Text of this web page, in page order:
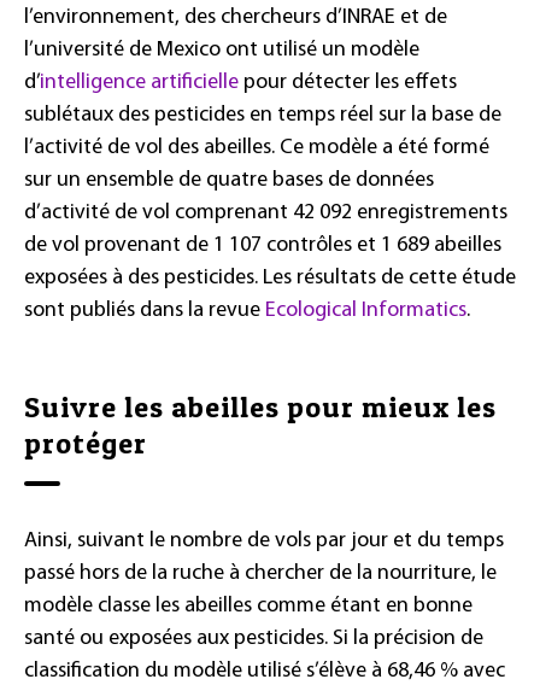
l’environnement, des chercheurs d’INRAE et de
l’université de Mexico ont utilisé un modèle
d’intelligence artificielle pour détecter les effets
sublétaux des pesticides en temps réel sur la base de
l’activité de vol des abeilles. Ce modèle a été formé
sur un ensemble de quatre bases de données
d’activité de vol comprenant 42 092 enregistrements
de vol provenant de 1 107 contrôles et 1 689 abeilles
exposées à des pesticides. Les résultats de cette étude
sont publiés dans la revue Ecological Informatics.
Suivre les abeilles pour mieux les
protéger
Ainsi, suivant le nombre de vols par jour et du temps
passé hors de la ruche à chercher de la nourriture, le
modèle classe les abeilles comme étant en bonne
santé ou exposées aux pesticides. Si la précision de
classification du modèle utilisé s’élève à 68,46 % avec